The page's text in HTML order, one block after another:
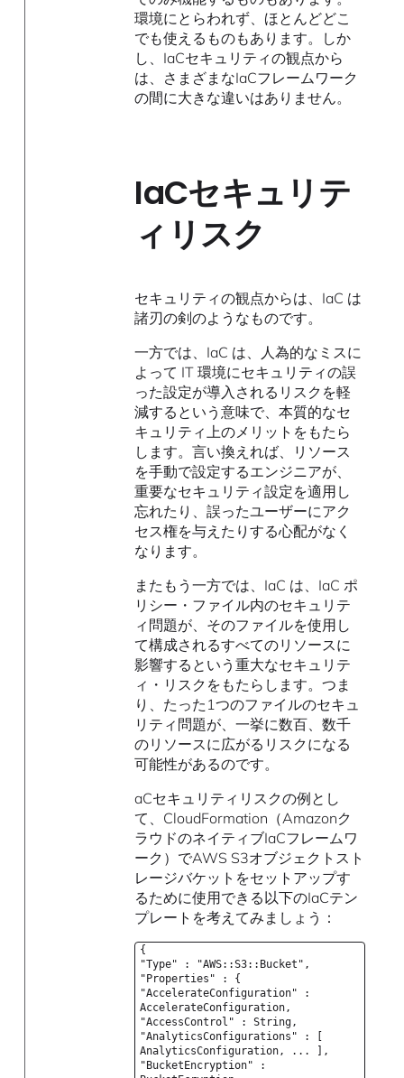
環境にとらわれず、ほとんどどこ
でも使えるものもあります。しか
し、IaCセキュリティの観点から
は、さまざまなIaCフレームワーク
の間に大きな違いはありません。
IaCセキュリテ
ィリスク
セキュリティの観点からは、IaC は
諸刃の剣のようなものです。
一方では、IaC は、人為的なミスに
よって IT 環境にセキュリティの誤
った設定が導入されるリスクを軽
減するという意味で、本質的なセ
キュリティ上のメリットをもたら
します。言い換えれば、リソース
を手動で設定するエンジニアが、
重要なセキュリティ設定を適用し
忘れたり、誤ったユーザーにアク
セス権を与えたりする心配がなく
なります。
またもう一方では、IaC は、IaC ポ
リシー・ファイル内のセキュリテ
ィ問題が、そのファイルを使用し
て構成されるすべてのリソースに
影響するという重大なセキュリテ
ィ・リスクをもたらします。つま
り、たった1つのファイルのセキュ
リティ問題が、一挙に数百、数千
のリソースに広がるリスクになる
可能性があるのです。
aCセキュリティリスクの例とし
て、CloudFormation（Amazonク
ラウドのネイティブIaCフレームワ
ーク）でAWS S3オブジェクトスト
レージバケットをセットアップす
るために使用できる以下のIaCテン
プレートを考えてみましょう：
{
"Type" : "AWS::S3::Bucket",
"Properties" : {
"AccelerateConfiguration" :
AccelerateConfiguration,
"AccessControl" : String,
"AnalyticsConfigurations" : [
AnalyticsConfiguration, ... ],
"BucketEncryption" :